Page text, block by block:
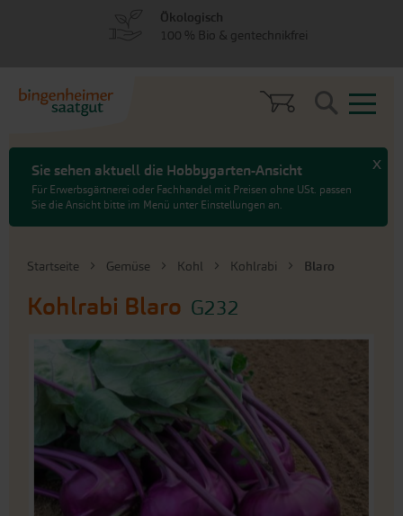
Sie sehen aktuell die Hobbygarten-Ansicht
Für Erwerbsgärtnerei oder Fachhandel mit Preisen ohne USt. passen
Sie die Ansicht bitte im Menü unter Einstellungen an.
x
Search
Startseite Gemüse Kohl Kohlrabi Blaro
Kohlrabi Blaro G232
Ende
springen
Ökologisch
100 % Bio & gentechnikfrei